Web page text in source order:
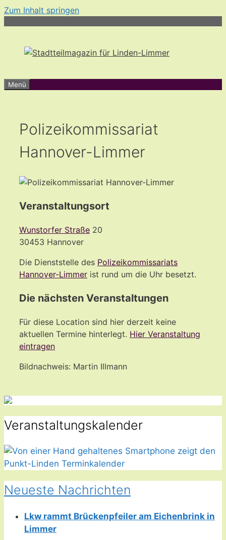
Zum Inhalt springen
Menü
Polizeikommissariat
Hannover-Limmer
Veranstaltungsort
Wunstorfer Straße 20
30453 Hannover
Die Dienststelle des Polizeikommissariats
Hannover-Limmer ist rund um die Uhr besetzt.
Die nächsten Veranstaltungen
Für diese Location sind hier derzeit keine
aktuellen Termine hinterlegt. Hier Veranstaltung
eintragen
Bildnachweis: Martin Illmann
Veranstaltungskalender
Neueste Nachrichten
Lkw rammt Brückenpfeiler am Eichenbrink in
Limmer